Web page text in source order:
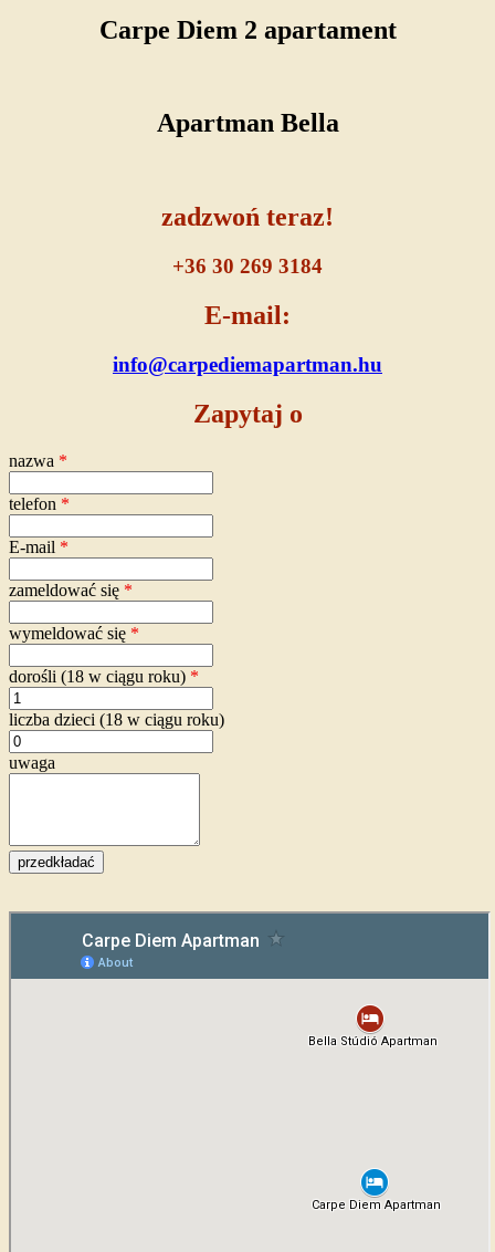
Carpe Diem 2 apartament
Apartman Bella
zadzwoń teraz!
+36 30 269 3184
E-mail:
info@carpediemapartman.hu
Zapytaj o
nazwa *
telefon *
E-mail *
zameldować się *
wymeldować się *
dorośli (18 w ciągu roku) *
liczba dzieci (18 w ciągu roku)
uwaga